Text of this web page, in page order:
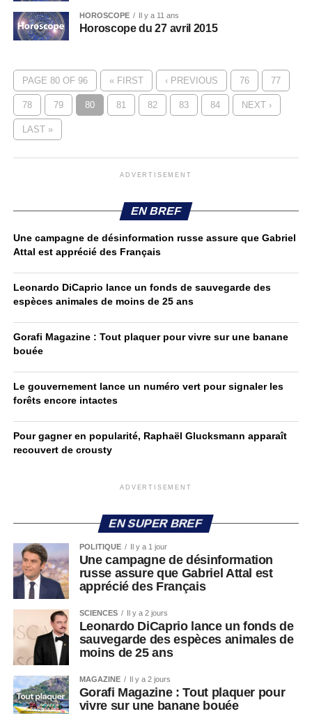
HOROSCOPE Il y a 11 ans
Horoscope du 27 avril 2015
PAGE 80 OF 96 « FIRST ‹ PREVIOUS 76 77
78 79 80 81 82 83 84 NEXT ›
LAST »
ADVERTISEMENT
EN BREF
Une campagne de désinformation russe assure que Gabriel
Attal est apprécié des Français
Leonardo DiCaprio lance un fonds de sauvegarde des
espèces animales de moins de 25 ans
Gorafi Magazine : Tout plaquer pour vivre sur une banane
bouée
Le gouvernement lance un numéro vert pour signaler les
forêts encore intactes
Pour gagner en popularité, Raphaël Glucksmann apparaît
recouvert de crousty
ADVERTISEMENT
EN SUPER BREF
POLITIQUE Il y a 1 jour
Une campagne de désinformation
russe assure que Gabriel Attal est
apprécié des Français
SCIENCES Il y a 2 jours
Leonardo DiCaprio lance un fonds de
sauvegarde des espèces animales de
moins de 25 ans
MAGAZINE Il y a 2 jours
Gorafi Magazine : Tout plaquer pour
vivre sur une banane bouée